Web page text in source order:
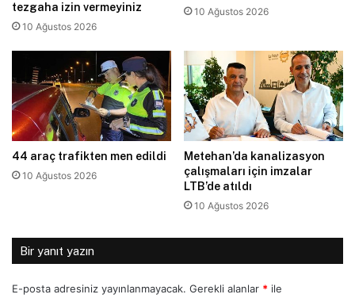
tezgaha izin vermeyiniz
10 Ağustos 2026
10 Ağustos 2026
44 araç trafikten men edildi
10 Ağustos 2026
Metehan’da kanalizasyon
çalışmaları için imzalar
LTB’de atıldı
10 Ağustos 2026
Bir yanıt yazın
E-posta adresiniz yayınlanmayacak. Gerekli alanlar * ile